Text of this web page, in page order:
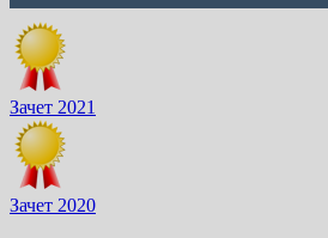
Зачет 2021
Зачет 2020